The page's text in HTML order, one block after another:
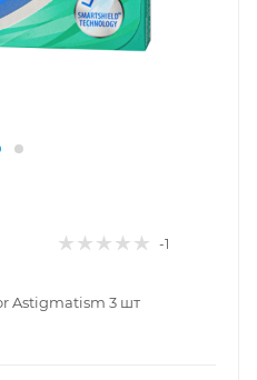
-1
Astigmatism 3 шт